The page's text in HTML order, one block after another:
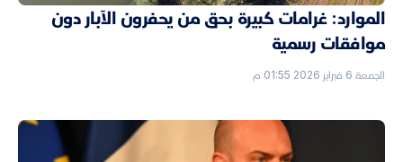
الموارد: غرامات كبيرة بحق من يحفرون الآبار دون
موافقات رسمية
الجمعة 6 فبراير 2026 01:55 م